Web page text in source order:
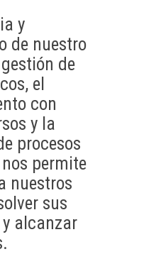
y
de nuestro
de
el
con
y la
procesos
permite
nuestros
sus
alcanzar